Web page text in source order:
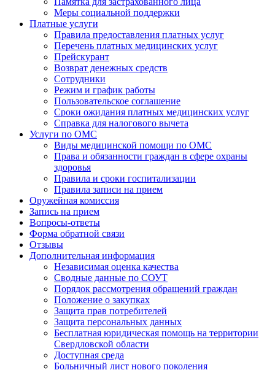
Меры социальной поддержки
Платные услуги
Правила предоставления платных услуг
Перечень платных медицинских услуг
Прейскурант
Возврат денежных средств
Сотрудники
Режим и график работы
Пользовательское соглашение
Сроки ожидания платных медицинских услуг
Справка для налогового вычета
Услуги по ОМС
Виды медицинской помощи по ОМС
Права и обязанности граждан в сфере охраны
здоровья
Правила и сроки госпитализации
Правила записи на прием
Оружейная комиссия
Запись на прием
Вопросы-ответы
Форма обратной связи
Отзывы
Дополнительная информация
Независимая оценка качества
Сводные данные по СОУТ
Порядок рассмотрения обращений граждан
Положение о закупках
Защита прав потребителей
Защита персональных данных
Бесплатная юридическая помощь на территории
Свердловской области
Доступная среда
Больничный лист нового поколения